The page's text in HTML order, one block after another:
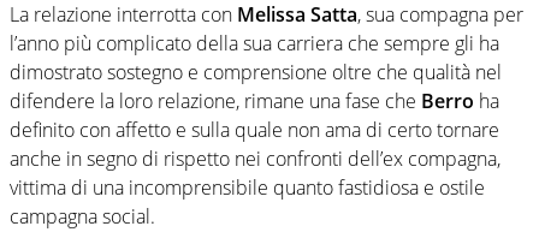
La relazione interrotta con Melissa Satta, sua compagna per
l’anno più complicato della sua carriera che sempre gli ha
dimostrato sostegno e comprensione oltre che qualità nel
difendere la loro relazione, rimane una fase che Berro ha
definito con affetto e sulla quale non ama di certo tornare
anche in segno di rispetto nei confronti dell’ex compagna,
vittima di una incomprensibile quanto fastidiosa e ostile
campagna social.